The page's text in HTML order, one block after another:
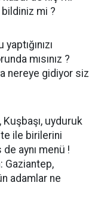
mi ?
mısınız ?
nereye gidiyor siz
uyduruk
ile birilerini
de aynı menü !
Gaziantep,
adamlar ne